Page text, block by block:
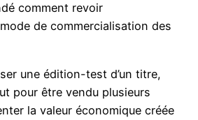
comment revoir
de commercialisation des
une édition-test d’un titre,
pour être vendu plusieurs
la valeur économique créée